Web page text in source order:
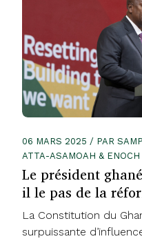
06 MARS 2025 / PAR
ATTA-ASAMOAH & ENOCH
Le président
il le pas de la
La Constitution du
surpuissante